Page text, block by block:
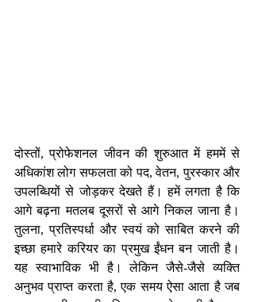
दोस्तों, प्रोफेशनल जीवन की शुरुआत में हममें से
अधिकांश लोग सफलता को पद, वेतन, पुरस्कार और
उपलब्धियों से जोड़कर देखते हैं। हमें लगता है कि
आगे बढ़ना मतलब दूसरों से आगे निकल जाना है।
तुलना, प्रतिस्पर्धा और स्वयं को साबित करने की
इच्छा हमारे करियर का प्रमुख ईंधन बन जाती है।
यह स्वाभाविक भी है। लेकिन जैसे-जैसे व्यक्ति
अनुभव प्राप्त करता है, एक समय ऐसा आता है जब